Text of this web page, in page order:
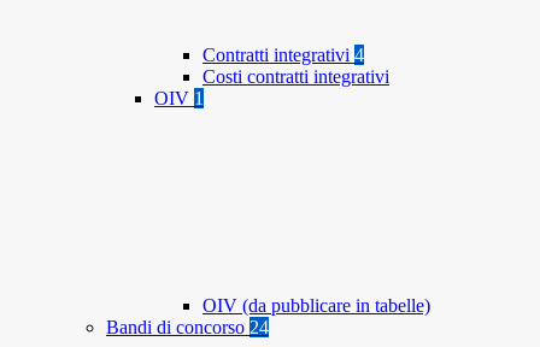
Contratti integrativi 4
Costi contratti integrativi
OIV 1
OIV (da pubblicare in tabelle)
Bandi di concorso 24